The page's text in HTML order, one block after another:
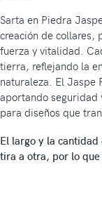
Sarta en Piedra
creación de collares,
fuerza y vitalidad.
tierra, reflejando la
naturaleza. El Jaspe
aportando seguridad
para diseños que
El largo y la
tira a otra, por lo que